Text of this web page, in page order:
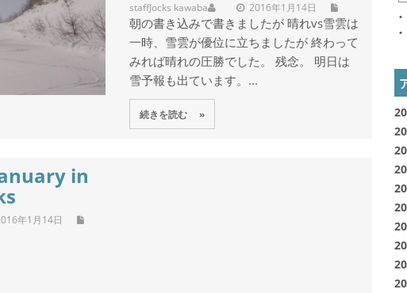
staff 2016年1月14日
Jocks kawaba
朝の書き込みで書きましたが 晴れvs雪雲は
一時、雪雲が優位に立ちましたが 終わって
みれば晴れの圧勝でした。 残念。 明日は
雪予報も出ています。...
続きを読む »
in
年1月14日